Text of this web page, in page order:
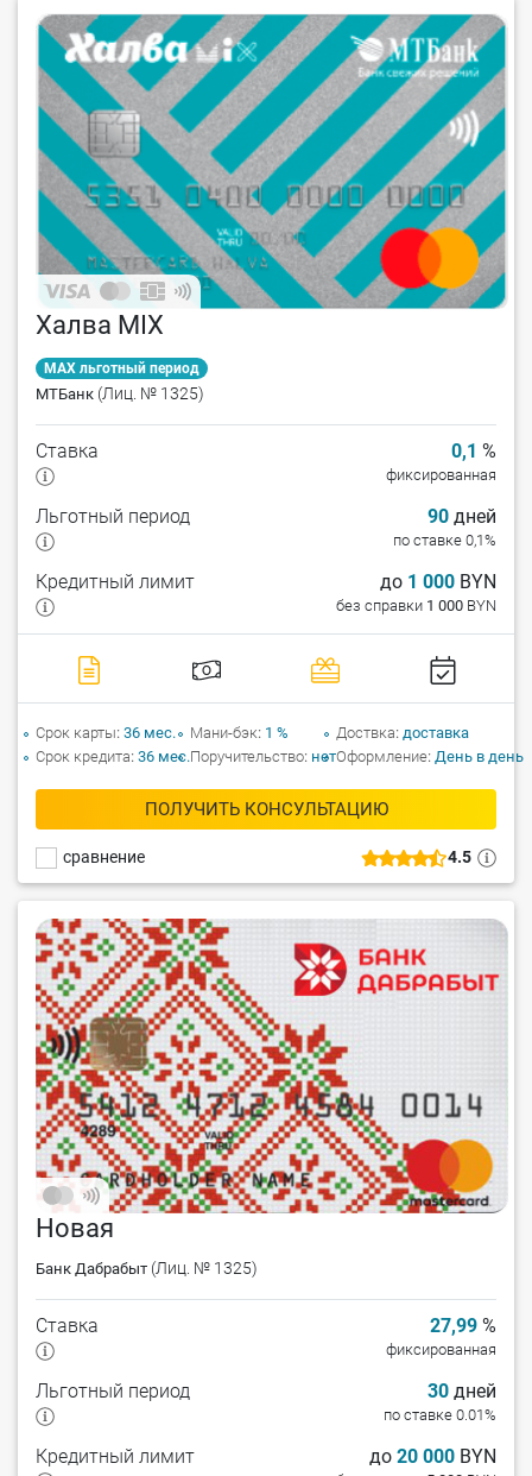
Халва MIX
MAX льготный период
МТБанк (Лиц. № 1325)
4.5
сравнение
Ставка 0,1 %
фиксированная
Льготный период 90 дней
по ставке 0,1%
Кредитный лимит до 1 000 BYN
без справки 1 000 BYN
ПОЛУЧИТЬ КОНСУЛЬТАЦИЮ
Срок карты 36 мес.
Срок кредита 36 мес.
Мани-бэк 1 %
Поручительство нет
Доствка доставка
Оформление День в день
Новая
Банк Дабрабыт (Лиц. № 1325)
Ставка 27,99 %
фиксированная
Льготный период 30 дней
по ставке 0.01%
Кредитный лимит до 20 000 BYN